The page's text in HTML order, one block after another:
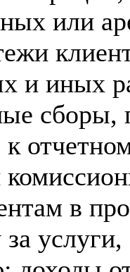
или
и иных
сборы,
в